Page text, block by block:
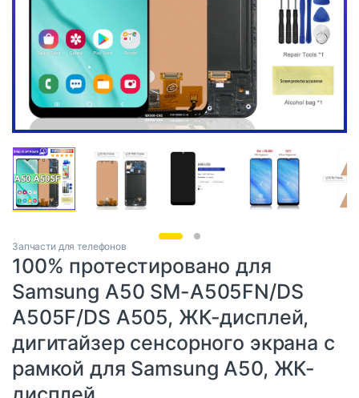
Запчасти для телефонов
100% протестировано для
Samsung A50 SM-A505FN/DS
A505F/DS A505, ЖК-дисплей,
дигитайзер сенсорного экрана с
рамкой для Samsung A50, ЖК-